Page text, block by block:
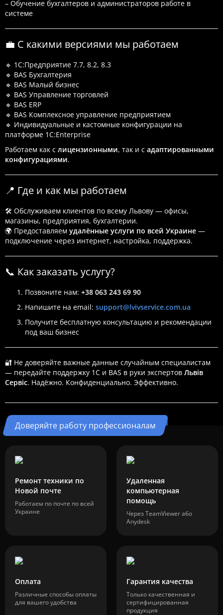
– Обучение бухгалтеров и администраторов работе в
системе
💼 С какими версиями мы работаем
🔹 1С:Предприятие 7.7, 8.2, 8.3
🔹 BAS Бухгалтерия
🔹 BAS Малый бизнес
🔹 BAS Управление торговлей
🔹 BAS ERP
🔹 BAS Комплексное управление предприятием
🔹 Индивидуальные и кастомные конфигурации на
платформе 1С:Enterprise
Работаем как с лицензионными, так и с адаптированными
конфигурациями.
📍 Где и как мы работаем
🛠 Обслуживаем клиентов по всему Львову — офисы,
магазины, предприятия, бухгалтерии.
🌍 Предоставляем удалённые услуги по всей Украине —
подключение через интернет, настройка, поддержка.
📞 Как заказать услугу?
Позвоните нам: +38 063 243 69 90
Напишите на email: support@lvivservice.com.ua
Получите бесплатную консультацию и рекомендации
под ваш бизнес
🔐 Не доверяйте важные данные случайным специалистам
— передайте поддержку 1С и BAS в руки экспертов Львів
Сервіс. Надёжно. Конфиденциально. Эффективно.
Доверяйте работу профессионалам
Ремонт техники по
Новой почте
Работаем по почте по всей
Украине
Удаленная
компьютерная
помощь
Через TeamViewer або
Anydesk
Оплата
Различные способы оплаты
для вашего удобства
Гарантия качества
Только качественная и
сертифицированная
продукция